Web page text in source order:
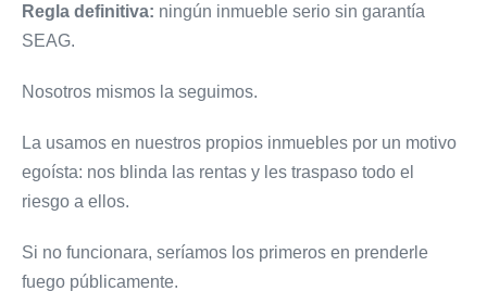
Regla definitiva: ningún inmueble serio sin garantía
SEAG.
Nosotros mismos la seguimos.
La usamos en nuestros propios inmuebles por un motivo
egoísta: nos blinda las rentas y les traspaso todo el
riesgo a ellos.
Si no funcionara, seríamos los primeros en prenderle
fuego públicamente.